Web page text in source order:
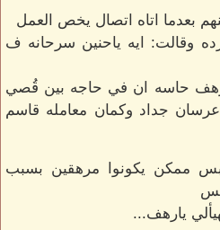
بعدما اتاه اتصال يخص العمل
وقالت: ايه ياحنين سرحانه ف
حاسه ان في حاجه بين قُصي
جداد وكمان معامله قاسم
ممكن يكونوا مرهقين بسبب
بس
يارهف...